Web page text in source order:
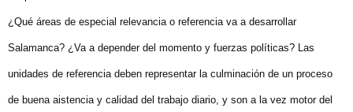
¿Qué áreas de especial relevancia o referencia va a desarrollar
Salamanca? ¿Va a depender del momento y fuerzas políticas? Las
unidades de referencia deben representar la culminación de un proceso
de buena aistencia y calidad del trabajo diario, y son a la vez motor del